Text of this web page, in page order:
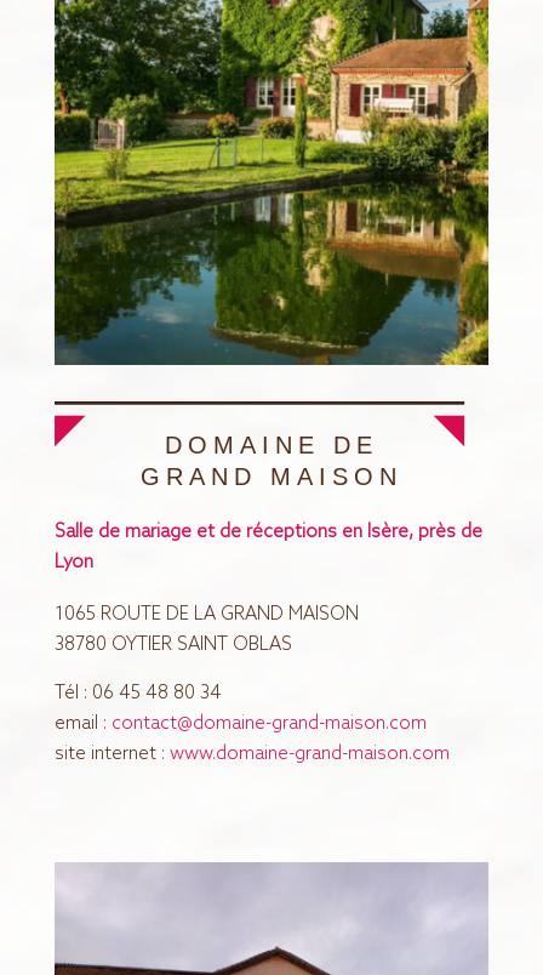
DOMAINE DE
GRAND MAISON
Salle de mariage et de réceptions en Isère, près de
Lyon
1065 ROUTE DE LA GRAND MAISON
38780 OYTIER SAINT OBLAS
Tél : 06 45 48 80 34
email : contact@domaine-grand-maison.com
site internet : www.domaine-grand-maison.com